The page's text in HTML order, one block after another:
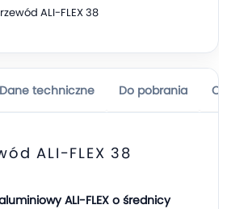
ALI-FLEX 38
Dane techniczne Do pobrania
ALI-FLEX 38
ALI-FLEX o średnicy